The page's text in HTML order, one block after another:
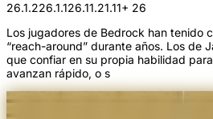
26.1.226.1.126.11.21.11+ 26
Los jugadores de Bedrock han tenido
“reach-around” durante años. Los de
que confiar en su propia habilidad
avanzan rápido, o s